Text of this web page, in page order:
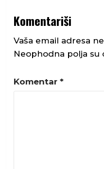
Komentariši
Vaša email adresa
Neophodna polja su
Komentar *